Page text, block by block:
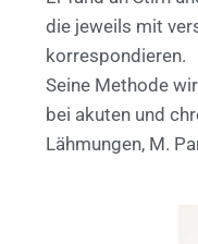
die jeweils mit
korrespondieren.
Seine Methode
bei akuten und
Lähmungen, M.